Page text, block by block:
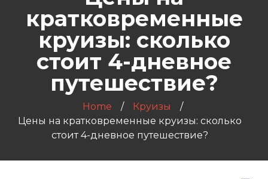
кратковременные
круизы: сколько
стоит 4-дневное
путешествие?
Home
Круизы
Цены на кратковременные круизы: сколько
стоит 4-дневное путешествие?